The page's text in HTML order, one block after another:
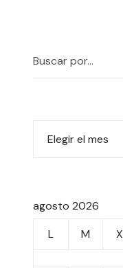
agosto 2026
L
M X